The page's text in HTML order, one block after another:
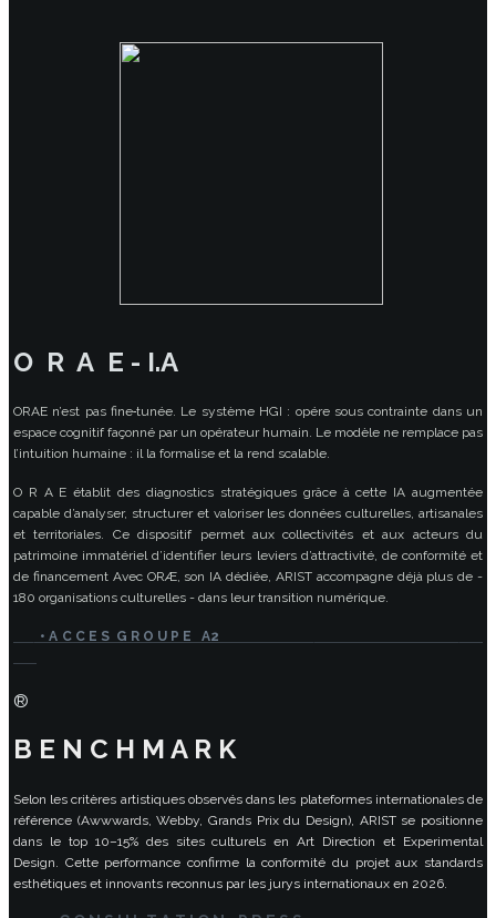
O R A E - I.A
ORAE n’est pas fine‑tunée. Le système HGI : opére sous contrainte dans un
espace cognitif façonné par un opérateur humain. Le modèle ne remplace pas
l’intuition humaine : il la formalise et la rend scalable.
O R A E établit des diagnostics stratégiques grâce à cette IA augmentée
capable d’analyser, structurer et valoriser les données culturelles, artisanales
et territoriales. Ce dispositif permet aux collectivités et aux acteurs du
patrimoine immatériel d’identifier leurs leviers d’attractivité, de conformité et
de financement Avec ORÆ, son IA dédiée, ARIST accompagne déjà plus de -
180 organisations culturelles - dans leur transition numérique.
• A C C E S G R O U P E A2
®
B E N C H M A R K
Selon les critères artistiques observés dans les plateformes internationales de
référence (Awwwards, Webby, Grands Prix du Design), ARIST se positionne
dans le top 10–15% des sites culturels en Art Direction et Experimental
Design. Cette performance confirme la conformité du projet aux standards
esthétiques et innovants reconnus par les jurys internationaux en 2026.